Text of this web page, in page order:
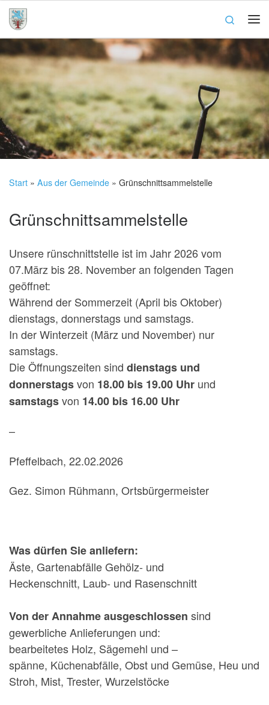
Zum Inhalt springen
Search
Start » Aus der Gemeinde » Grünschnittsammelstelle
Grünschnittsammelstelle
Unsere rünschnittstelle ist im Jahr 2026 vom
07.März bis 28. November an folgenden Tagen
geöffnet:
Während der Sommerzeit (April bis Oktober)
dienstags, donnerstags und samstags.
In der Winterzeit (März und November) nur
samstags.
Die Öffnungszeiten sind dienstags und
donnerstagsvon 18.00 bis 19.00 Uhr und
samstagsvon 14.00 bis 16.00 Uhr
–
Pfeffelbach, 22.02.2026
Gez. Simon Rühmann, Ortsbürgermeister
Was dürfen Sie anliefern:
Äste, Gartenabfälle Gehölz- und
Heckenschnitt, Laub- und Rasenschnitt
Von der Annahme ausgeschlossen sind
gewerbliche Anlieferungen und:
bearbeitetes Holz, Sägemehl und –
spänne, Küchenabfälle, Obst und Gemüse, Heu und
Stroh, Mist, Trester, Wurzelstöcke